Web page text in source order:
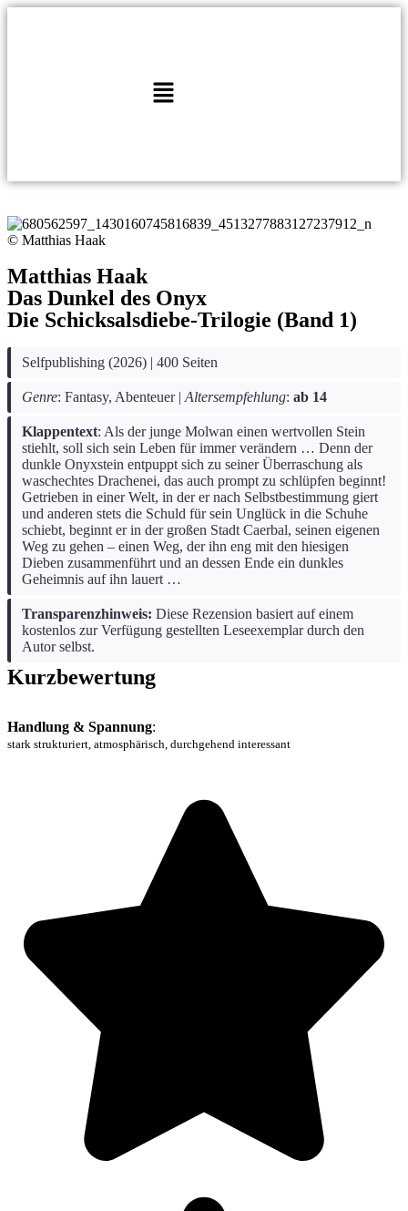
© Matthias Haak
Matthias Haak
Das Dunkel des Onyx
Die Schicksalsdiebe-Trilogie (Band 1)
Selfpublishing (2026) | 400 Seiten
Genre: Fantasy, Abenteuer | Altersempfehlung: ab 14
Klappentext: Als der junge Molwan einen wertvollen Stein
stiehlt, soll sich sein Leben für immer verändern … Denn der
dunkle Onyxstein entpuppt sich zu seiner Überraschung als
waschechtes Drachenei, das auch prompt zu schlüpfen beginnt!
Getrieben in einer Welt, in der er nach Selbstbestimmung giert
und anderen stets die Schuld für sein Unglück in die Schuhe
schiebt, beginnt er in der großen Stadt Caerbal, seinen eigenen
Weg zu gehen – einen Weg, der ihn eng mit den hiesigen
Dieben zusammenführt und an dessen Ende ein dunkles
Geheimnis auf ihn lauert …
Transparenzhinweis: Diese Rezension basiert auf einem
kostenlos zur Verfügung gestellten Leseexemplar durch den
Autor selbst.
Kurzbewertung
Handlung & Spannung:
stark strukturiert, atmosphärisch, durchgehend interessant